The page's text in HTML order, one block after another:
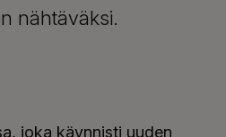
nähtäväksi.
joka käynnisti uuden